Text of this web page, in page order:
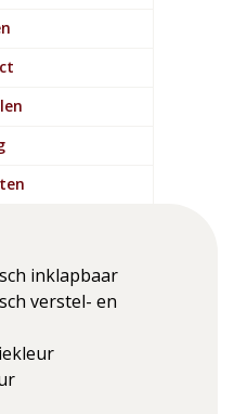
inklapbaar
verstel- en